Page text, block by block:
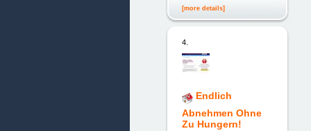
[more details]
4.
Endlich
Abnehmen Ohne
Zu Hungern!